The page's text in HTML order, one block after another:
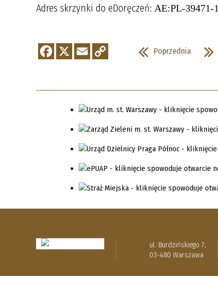
Adres skrzynki do eDoręczeń: AE:PL-39471-
Poprzednia
ul. Burdzińskiego 7,
03-480 Warszawa